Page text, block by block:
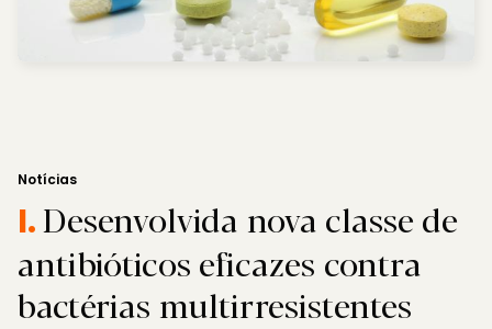
Notícias
I.Desenvolvida nova classe de
antibióticos eficazes contra
bactérias multirresistentes